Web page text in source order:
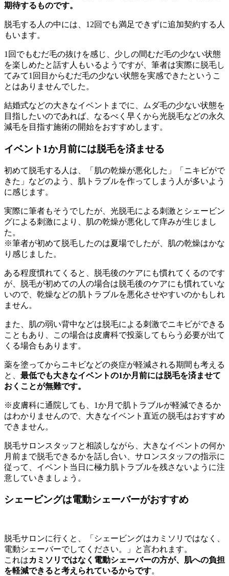
期待するものです。
脱毛する人の中には、12回でも満足できずに追加契約する人
もいます。
1回でもむだ毛の抜けを感じ、少しの間むだ毛の少ない状態
を楽しめたと話す人もいるようですが、筆者は実際に脱毛し
てみて1回目からむだ毛の少ない状態を実感できたというこ
とはありませんでした。
結婚式などの大きなイベントまでに、ムダ毛の少ない状態を
目指したいのであれば、なるべく早くから光脱毛などの永久
減毛を目指す施術の開始をおすすめします。
イベント1か月前には脱毛を済ませる
初めて脱毛する人は、「肌の乾燥が悪化した」「ニキビがで
きた」などのよう、肌トラブルを作ってしまう人が多いよう
に感じます。
実際に筆者もそうでしたが、光脱毛による刺激とシェービン
グによる刺激により、肌の乾燥が悪化して痒みが生じまし
た。
※筆者が初めて脱毛したのは夏場でしたが、肌の乾燥はかな
り感じました。
ある程度慣れてくると、脱毛後のケアにも慣れてくるのです
が、脱毛が初めての人の場合は脱毛後のケアにも慣れていな
いので、乾燥などの肌トラブルを悪化させやすいのかもしれ
ません。
また、肌の弱い背中などは脱毛による刺激でニキビができる
こともあり、この場合は皮膚科で投薬してもらう必要が出て
くる場合もあります。
薬を塗ってからニキビなどの炎症が軽減される期間も考える
と、 最低でも大きなイベントの1か月前には脱毛を済ませて
おくことが無難です。
※皮膚科に通院しても、1か月で肌トラブルが軽減できるか
はわかりませんので、大きなイベント直近の脱毛はおすすめ
できません。
脱毛サロンスタッフと相談しながら、大きなイベントの何か
月前まで脱毛できるかを話し合い、サロンスタッフの指示に
従って、イベント当日に極力肌トラブルを残さないように注
意していきましょう。
シェービングは電動シェーバーがおすすめ
脱毛サロンに行くと、「シェービングはカミソリではなく、
電動シェーバーでしてください。」と言われます。
これはカミソリではなく電動シェーバーの方が、肌への負担
を軽減できると考えられているからです。